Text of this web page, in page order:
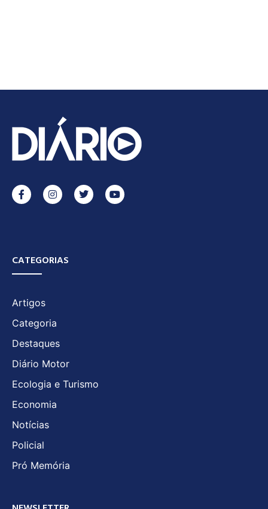
CATEGORIAS
Artigos
Categoria
Destaques
Diário Motor
Ecologia e Turismo
Economia
Notícias
Policial
Pró Memória